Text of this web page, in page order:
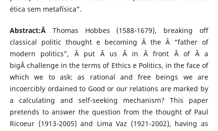
ética sem metafísica”.
Abstract:Â Thomas Hobbes (1588-1679), breaking off
classical politic thought e becoming Â the Â “father of
modern politics”, Â put Â us Â in Â front Â of Â a
bigÂ challenge in the terms of Ethics e Politics, in the face of
which we to ask: as rational and free beings we are
incoercibly ordained to Good or our relations are marked by
a calculating and self-seeking mechanism? This paper
pretends to answer the question from the thought of Paul
Ricoeur (1913-2005) and Lima Vaz (1921-2002), having as